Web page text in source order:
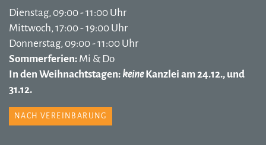
Dienstag, 09:00 - 11:00 Uhr
Mittwoch, 17:00 - 19:00 Uhr
Donnerstag, 09:00 - 11:00 Uhr
Sommerferien: Mi & Do
In den Weihnachtstagen: keineKanzlei am 24.12., und
31.12.
NACH VEREINBARUNG